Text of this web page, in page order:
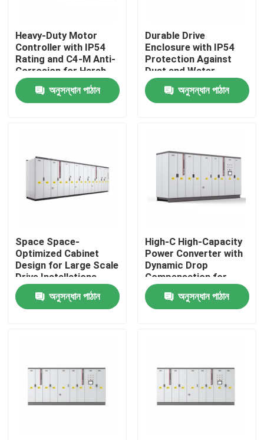
বাড়ি
কারখানা পরিদর্শন
গুণমান নিয়ন্ত্রণ
একটি উদ্ধৃতি অনুরোধ করুন
Heavy-Duty Motor
Controller with IP54
Rating and C4-M Anti-
Corrosion for Harsh
Plant Conditions
অনুসন্ধান পাঠান
Durable Drive
Enclosure with IP54
Protection Against
Dust and Water
Ingress for Reliability
অনুসন্ধান পাঠান
Space Space-
Optimized Cabinet
Design for Large Scale
Drive Installations
Saving Valuable Floor
Space অনুসন্ধান পাঠান
High-C High-Capacity
Power Converter with
Dynamic Drop
Compensation for
Smooth Motor
Performance
অনুসন্ধান পাঠান